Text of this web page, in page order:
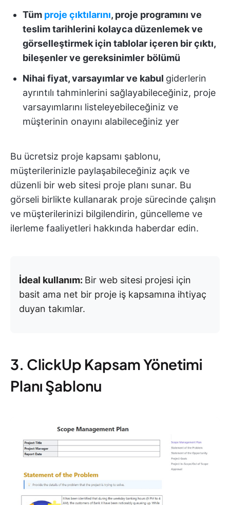
Tüm proje çıktılarını, proje programını ve
teslim tarihlerini kolayca düzenlemek ve
görselleştirmek için tablolar içeren bir çıktı,
bileşenler ve gereksinimler bölümü
Nihai fiyat, varsayımlar ve kabul giderlerin
ayrıntılı tahminlerini sağlayabileceğiniz, proje
varsayımlarını listeleyebileceğiniz ve
müşterinin onayını alabileceğiniz yer
Bu ücretsiz proje kapsamı şablonu,
müşterilerinizle paylaşabileceğiniz açık ve
düzenli bir web sitesi proje planı sunar. Bu
görseli birlikte kullanarak proje sürecinde çalışın
ve müşterilerinizi bilgilendirin, güncelleme ve
ilerleme faaliyetleri hakkında haberdar edin.
İdeal kullanım: Bir web sitesi projesi için
basit ama net bir proje iş kapsamına ihtiyaç
duyan takımlar.
3. ClickUp Kapsam Yönetimi
Planı Şablonu